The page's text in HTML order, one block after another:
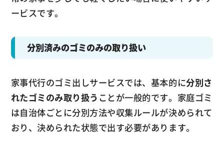
ービスです。
分別済みのゴミのみの取り扱い
家事代行のゴミ出しサービスでは、基本的に分別さ
れたゴミのみ取り扱う ことが一般的です。家庭ゴミ
は自治体ごとに分別方法や収集ルールが決められて
おり、決められた状態で出す必要があります。